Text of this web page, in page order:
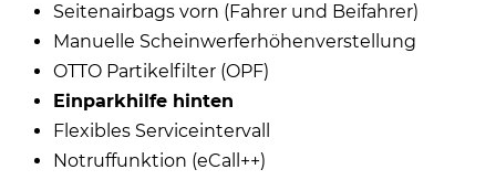
Seitenairbags vorn (Fahrer und Beifahrer)
Manuelle Scheinwerferhöhenverstellung
OTTO Partikelfilter (OPF)
Einparkhilfe hinten
Flexibles Serviceintervall
Notruffunktion (eCall++)